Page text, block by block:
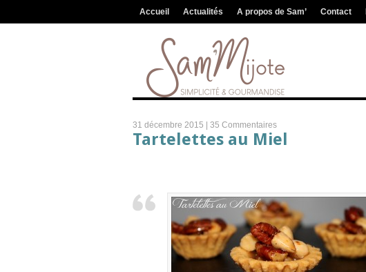
Accueil Actualités A propos de Sam’ Contact
31 décembre 2015 | 35 Commentaires
Tartelettes au Miel